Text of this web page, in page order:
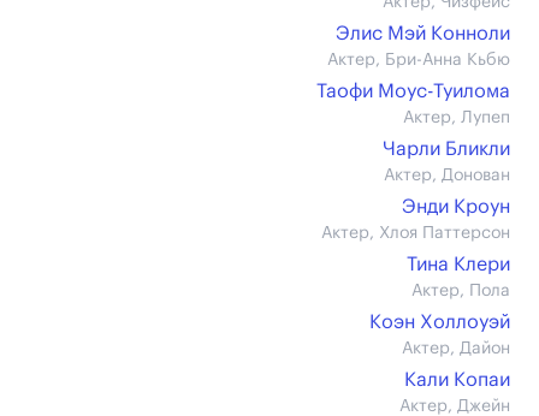
Элис Мэй Конноли
Актер, Бри-Анна Кьбю
Таофи Моус-Туилома
Актер, Лупеп
Чарли Бликли
Актер, Донован
Энди Кроун
Актер, Хлоя Паттерсон
Тина Клери
Актер, Пола
Коэн Холлоуэй
Актер, Дайон
Кали Копаи
Актер, Джейн